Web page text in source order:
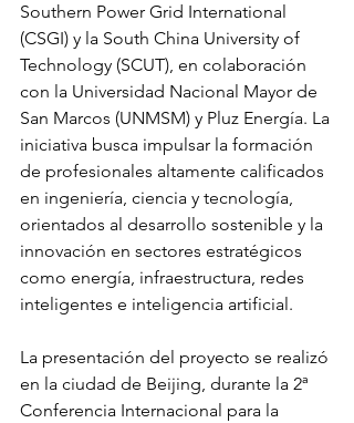
Southern Power Grid International
(CSGI) y la South China University of
Technology (SCUT), en colaboración
con la Universidad Nacional Mayor de
San Marcos (UNMSM) y Pluz Energía. La
iniciativa busca impulsar la formación
de profesionales altamente calificados
en ingeniería, ciencia y tecnología,
orientados al desarrollo sostenible y la
innovación en sectores estratégicos
como energía, infraestructura, redes
inteligentes e inteligencia artificial.
La presentación del proyecto se realizó
en la ciudad de Beijing, durante la 2ª
Conferencia Internacional para la